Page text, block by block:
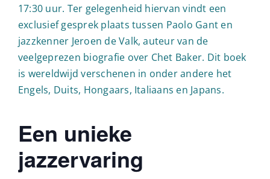
17:30 uur. Ter gelegenheid hiervan vindt een
exclusief gesprek plaats tussen Paolo Gant en
jazzkenner Jeroen de Valk, auteur van de
veelgeprezen biografie over Chet Baker. Dit boek
is wereldwijd verschenen in onder andere het
Engels, Duits, Hongaars, Italiaans en Japans.
Een unieke
jazzervaring